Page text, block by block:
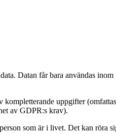
Datan får bara användas
uppgifter
av GDPR:s krav).
som är i livet. Det kan röra